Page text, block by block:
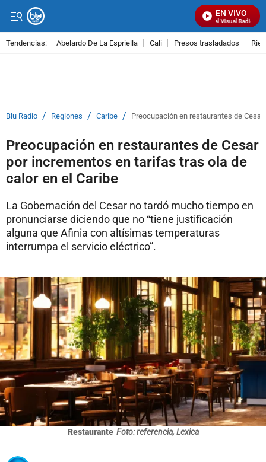
EN VIVO
Señal Visual Radio
Tendencias: Abelardo De La Espriella Cali Presos trasladados
Blu Radio / Regiones / Caribe / Preocupación en restaurantes de
Preocupación en restaurantes de Cesar
por incrementos en tarifas tras ola de
calor en el Caribe
La Gobernación del Cesar no tardó mucho tiempo en
pronunciarse diciendo que no “tiene justificación
alguna que Afinia con altísimas temperaturas
interrumpa el servicio eléctrico”.
Restaurante Foto: referencia, Lexica